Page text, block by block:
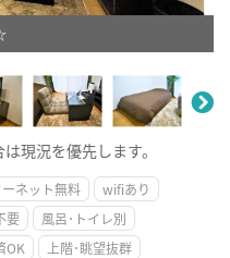
現況を優先します。
ネット無料
wifiあり
要
風呂･トイレ別
OK
上階･眺望抜群